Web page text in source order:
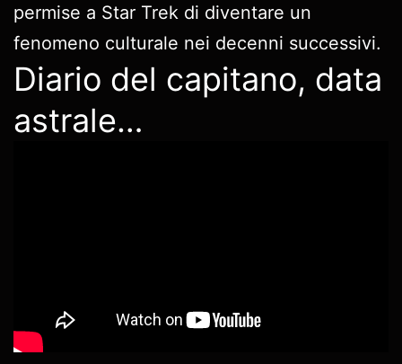
permise a Star Trek di diventare un
fenomeno culturale nei decenni successivi.
Diario del capitano, data
astrale…